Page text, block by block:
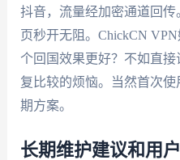
抖音，流量经加密通道回
页秒开无阻。ChickCN
个回国效果更好？不如直
复比较的烦恼。当然首次
期方案。
长期维护建议和用